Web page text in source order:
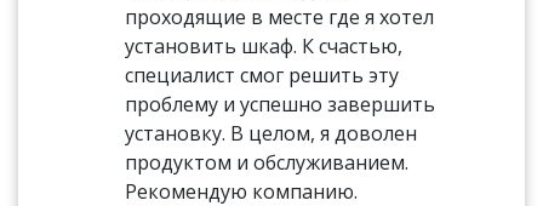
проходящие в месте где я хотел
установить шкаф. К счастью,
специалист смог решить эту
проблему и успешно завершить
установку. В целом, я доволен
продуктом и обслуживанием.
Рекомендую компанию.